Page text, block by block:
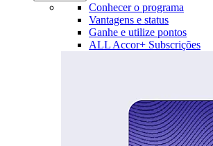
Conhecer o programa
Vantagens e status
Ganhe e utilize pontos
ALL Accor+ Subscrições